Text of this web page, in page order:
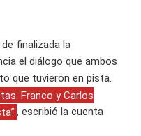
finalizada la
el diálogo que ambos
que tuvieron en pista.
Franco y Carlos
, escribió la cuenta